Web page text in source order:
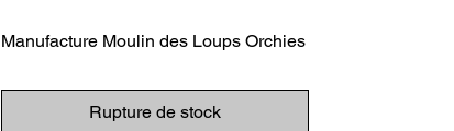
Manufacture Moulin des Loups Orchies
Décor grand feu (cuisson réalisée à
haute température 1200°)
Rupture de stock